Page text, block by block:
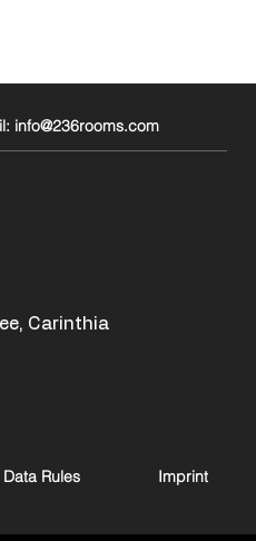
info@236rooms.com
Carinthia
Data Rules Imprint